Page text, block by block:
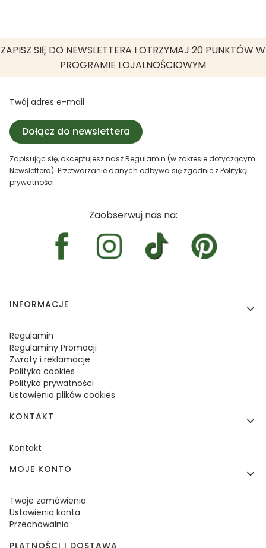
ZAPISZ SIĘ DO NEWSLETTERA I OTRZYMAJ 20 PUNKTÓW W
PROGRAMIE LOJALNOŚCIOWYM
Twój adres e-mail
Dołącz do newslettera
Zapisując się, akceptujesz nasz Regulamin (w zakresie dotyczącym
Newslettera). Przetwarzanie danych odbywa się zgodnie z Polityką
prywatności.
Zaobserwuj nas na:
Linki w stopce
INFORMACJE
Regulamin
Regulaminy Promocji
Zwroty i reklamacje
Polityka cookies
Polityka prywatności
Ustawienia plików cookies
KONTAKT
Kontakt
MOJE KONTO
Twoje zamówienia
Ustawienia konta
Przechowalnia
PŁATNOŚCI I DOSTAWA